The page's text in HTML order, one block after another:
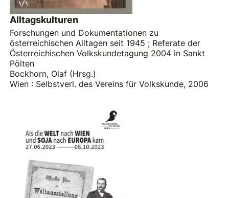
Alltagskulturen
Forschungen und Dokumentationen zu
österreichischen Alltagen seit 1945 ; Referate der
Österreichischen Volkskundetagung 2004 in Sankt
Pölten
Bockhorn, Olaf (Hrsg.)
Wien : Selbstverl. des Vereins für Volkskunde, 2006